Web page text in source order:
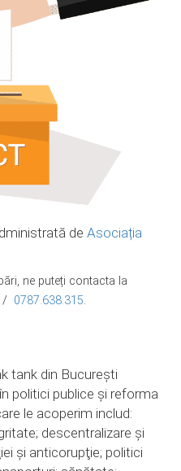
de Asociația
ne puteți contacta la
/ 0787.638.315.
tank din Bucureşti
politici publice şi reforma
le acoperim includ:
descentralizare şi
şi anticorupţie; politici